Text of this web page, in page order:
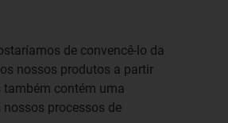
de convencê-lo da
nossos produtos a partir
contém uma
processos de